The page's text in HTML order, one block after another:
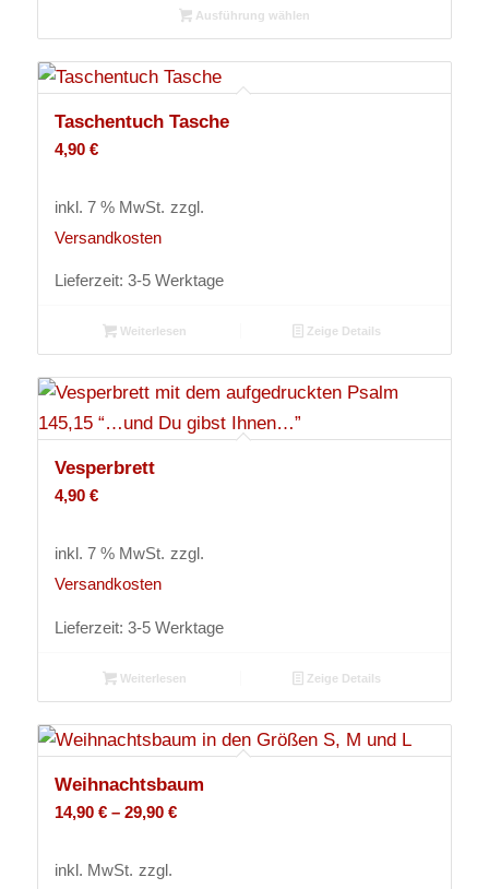
Ausführung wählen
Taschentuch Tasche
4,90 €
inkl. 7 % MwSt. zzgl.
Versandkosten
Lieferzeit: 3-5 Werktage
Weiterlesen Zeige Details
Vesperbrett
4,90 €
inkl. 7 % MwSt. zzgl.
Versandkosten
Lieferzeit: 3-5 Werktage
Weiterlesen Zeige Details
Weihnachtsbaum
14,90 €– 29,90 €
inkl. MwSt. zzgl.